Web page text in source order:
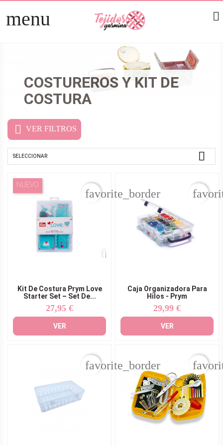
menu
arrow_right
TELAS
arrow_right
HOGAR

COSTUREROS Y KIT DE
COSTURA
 VER FILTROS
SELECCIONAR 
Kit De Costura Prym Love
Starter Set – Set De...
Precio
27,95 €
NUEVO
VER
favorite_border
Caja Organizadora Para
Hilos - Prym
Precio
29,99 €
VER
favorite_border